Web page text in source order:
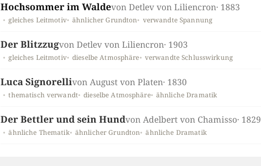
Hochsommer im Waldevon Detlev von Liliencron· 1883
gleiches Leitmotiv ähnlicher Grundton verwandte Spannung
Der Blitzzugvon Detlev von Liliencron· 1903
gleiches Leitmotiv dieselbe Atmosphäre verwandte Schlusswirkung
Luca Signorellivon August von Platen· 1830
thematisch verwandt dieselbe Atmosphäre ähnliche Dramatik
Der Bettler und sein Hundvon Adelbert von Chamisso· 1829
ähnliche Thematik ähnlicher Grundton ähnliche Dramatik